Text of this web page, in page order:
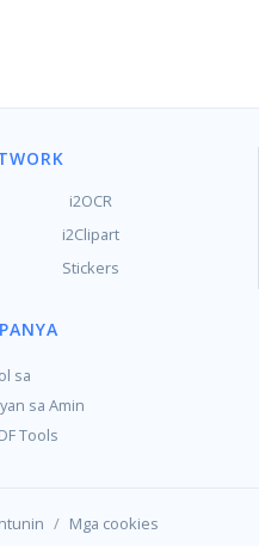
i2OCR
i2Clipart
Stickers
sa
sa Amin
Tools
/ Mga cookies